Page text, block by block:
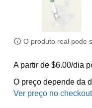
O produto real pode
A partir de $6.00/dia
O preço depende da